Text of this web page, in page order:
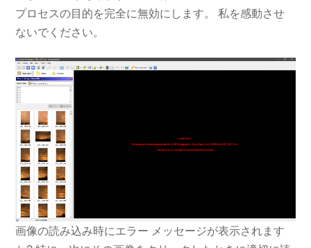
プロセスの目的を完全に無効にします。 私を感動させ
ないでください。
画像の読み込み時にエラー メッセージが表示されます